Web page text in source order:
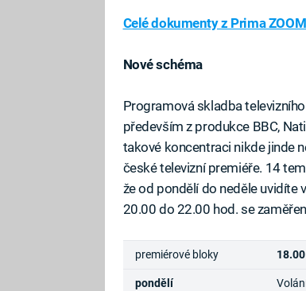
Celé dokumenty z Prima
Nové schéma
Programová skladba
především z produkce BBC,
takové koncentraci nikde jinde
české televizní premiéře. 14
že od pondělí do neděle uvidíte
20.00 do 22.00 hod. se
premiérové bloky
pondělí